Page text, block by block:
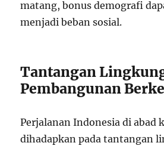
matang, bonus demografi
menjadi beban sosial.
Tantangan
Pembangunan
Perjalanan Indonesia di abad
dihadapkan pada tantangan